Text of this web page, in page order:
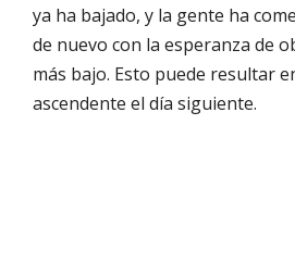
ya ha bajado, y la gente ha
de nuevo con la esperanza de
más bajo. Esto puede resultar
ascendente el día siguiente.